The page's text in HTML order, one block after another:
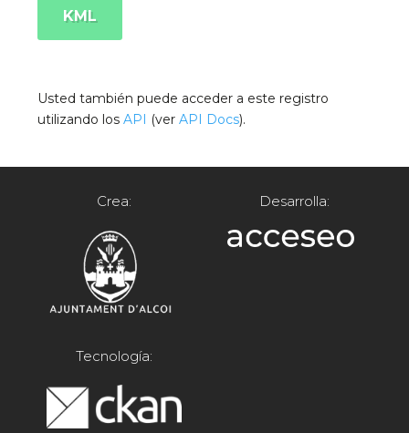
KML
Usted también puede acceder a este registro
utilizando losAPI (verAPI Docs).
Crea: Desarrolla:
Tecnología: